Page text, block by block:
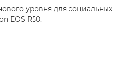
уровня для социальных
EOS R50.